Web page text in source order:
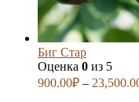
Биг Стар
Оценка 0 из 5
900.00₽ –